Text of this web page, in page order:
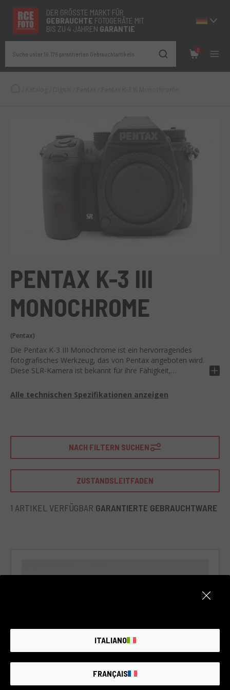
DER GRÖSSTE MARKT FÜR
GEBRAUCHTE FOTOGERÄTE MIT
BIS ZU 4 JAHREN GARANTIE
Suche unter 19.176 garantierten Gebrauchtartikeln
0
PENTAX K-3 III
MONOCHROME
(Pentax)
Die Pentax K-3 III Monochrome ist ein hervorragendes
fotografisches Werkzeug, das von Pentax angeboten wird.
Diese SLR-Kamera ist bekannt für ihre Fähigkeit,
verbessert die Ausdruckskraft Ihrer Werke erheblich.
zeigt sie Fähigkeiten bei schlechten Lichtverhältnissen und
erfasst jedes Detail genau. Ihre kontinuierliche
einer optimalen Wahl für Action-Fotografie macht.
Ideale für professionelle Fotografen und Hobbyisten, die
auf der Suche nach einem Werkzeug sind, um ihre
Kreativität am besten auszudrücken. Mit ihrer Überlegenheit
Alle technischen Spezifikationen anzeigen
NACH FILTERN SUCHEN
ZUSTANDSLEITFADEN
1 ARTIKEL VERFÜGBAR GARANTIERTE GEBRAUCHTWARE
ITALIANO
FRANÇAIS